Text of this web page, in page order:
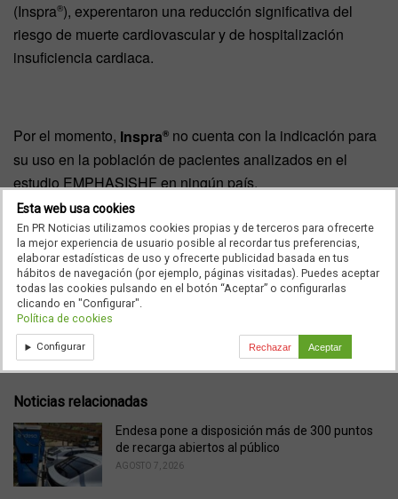
(Inspra®), experentaron una reducción significativa del
riesgo de muerte cardiovascular y de hospitalización
insuficiencia cardiaca.
Por el momento, Inspra® no cuenta con la indicación para
su uso en la población de pacientes analizados en el
estudio EMPHASISHF en ningún país.
Ad
e
o
r
i
Entradas
Noticias relacionadas
Endesa pone a disposición más de 300 puntos
de recarga abiertos al público
AGOSTO 7, 2026
Esta web usa cookies
En PR Noticias utilizamos cookies propias y de terceros para ofrecerte
la mejor experiencia de usuario posible al recordar tus preferencias,
elaborar estadísticas de uso y ofrecerte publicidad basada en tus
hábitos de navegación (por ejemplo, páginas visitadas). Puedes aceptar
todas las cookies pulsando en el botón “Aceptar” o configurarlas
clicando en "Configurar".
Política de cookies
Configurar Rechazar Aceptar